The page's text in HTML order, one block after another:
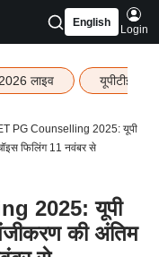
English
Login
लाइव यूपीटीईटी
PG Counselling 2025: यूपी
फिलिंग 11 नवंबर से
2025: यूपी
की अंतिम